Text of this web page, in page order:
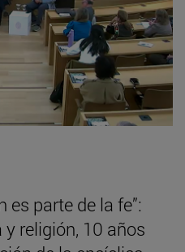
es parte de la fe”:
religión, 10 años